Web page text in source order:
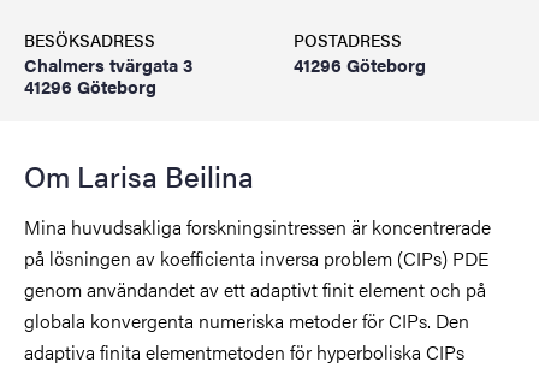
BESÖKSADRESS
Chalmers tvärgata 3
41296 Göteborg
POSTADRESS
41296 Göteborg
Om Larisa Beilina
Mina huvudsakliga forskningsintressen är koncentrerade
på lösningen av koefficienta inversa problem (CIPs) PDE
genom användandet av ett adaptivt finit element och på
globala konvergenta numeriska metoder för CIPs. Den
adaptiva finita elementmetoden för hyperboliska CIPs